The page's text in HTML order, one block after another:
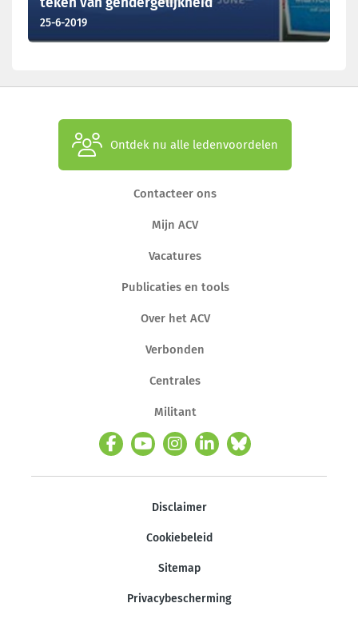
25-6-2019
Ontdek nu alle ledenvoordelen
Contacteer ons
Mijn ACV
Vacatures
Publicaties en tools
Over het ACV
Verbonden
Centrales
Militant
Disclaimer
Cookiebeleid
Sitemap
Privacybescherming